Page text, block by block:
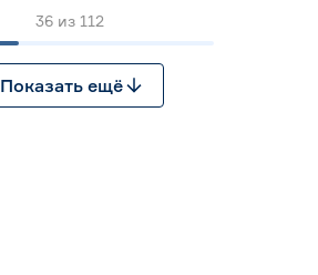
36 из 112
Показать ещё